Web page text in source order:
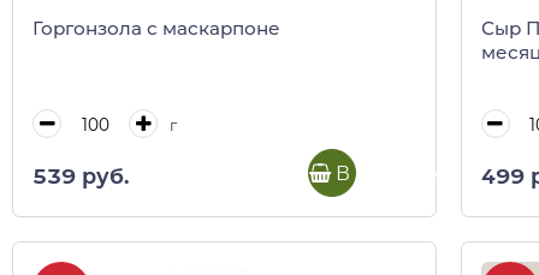
Горгонзола с маскарпоне
г
539 руб. В корзину
Сыр
499